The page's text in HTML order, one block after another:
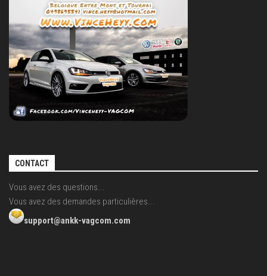
CONTACT
Vous avez des questions...
Vous avez des demandes particulières...
support@ankk-vagcom.com